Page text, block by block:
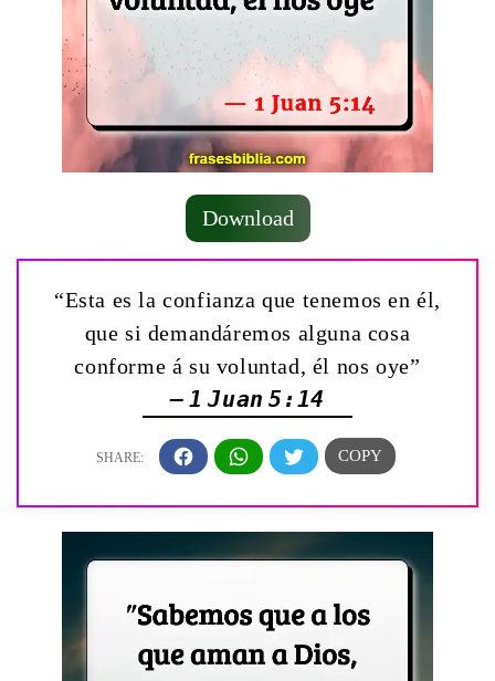
Download
“Esta es la confianza que tenemos en él,
que si demandáremos alguna cosa
conforme á su voluntad, él nos oye”
— 1 Juan 5:14